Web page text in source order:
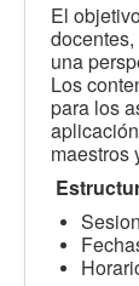
El
una
Los
para los
maestros